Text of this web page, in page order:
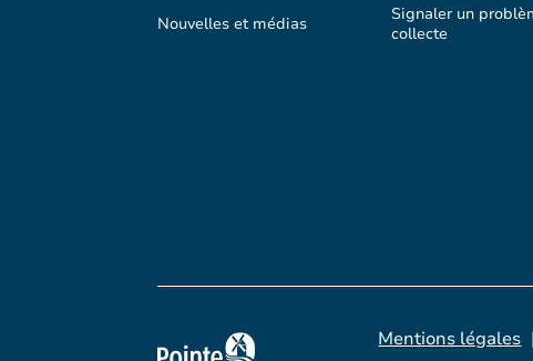
Nouvelles et médias
Signaler un
collecte
Mentions légales